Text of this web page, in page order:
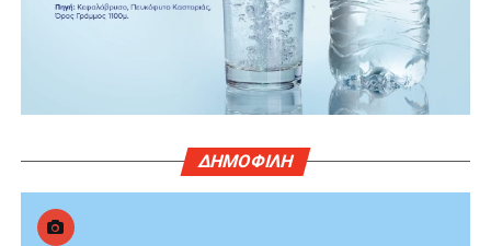
ΔΗΜΟΦΙΛΗ